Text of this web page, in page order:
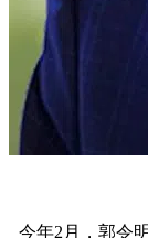
今年2月，郭令